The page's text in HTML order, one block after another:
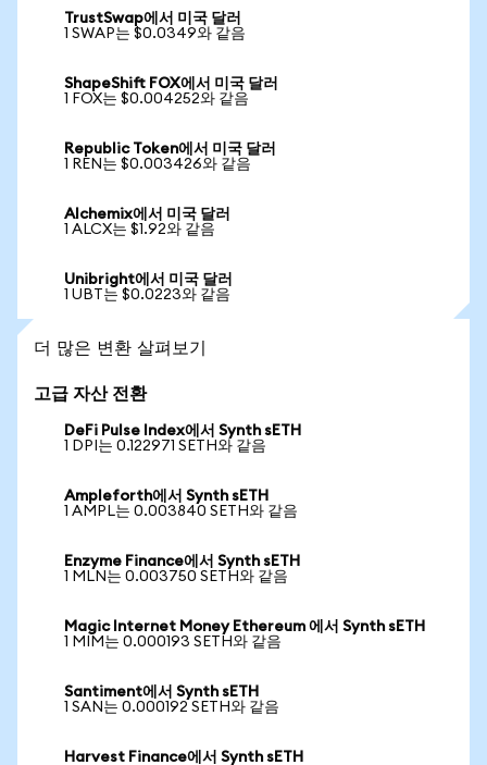
TrustSwap에서 미국 달러
1 SWAP는 $0.0349와 같음
ShapeShift FOX에서 미국 달러
1 FOX는 $0.004252와 같음
Republic Token에서 미국 달러
1 REN는 $0.003426와 같음
Alchemix에서 미국 달러
1 ALCX는 $1.92와 같음
Unibright에서 미국 달러
1 UBT는 $0.0223와 같음
더 많은 변환 살펴보기
고급 자산 전환
DeFi Pulse Index에서 Synth sETH
1 DPI는 0.122971 SETH와 같음
Ampleforth에서 Synth sETH
1 AMPL는 0.003840 SETH와 같음
Enzyme Finance에서 Synth sETH
1 MLN는 0.003750 SETH와 같음
Magic Internet Money Ethereum 에서 Synth sETH
1 MIM는 0.000193 SETH와 같음
Santiment에서 Synth sETH
1 SAN는 0.000192 SETH와 같음
Harvest Finance에서 Synth sETH